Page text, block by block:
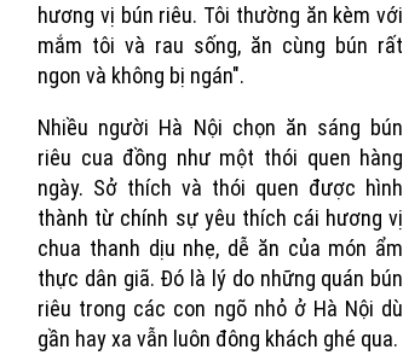
hương vị bún riêu. Tôi thường ăn kèm với
mắm tôi và rau sống, ăn cùng bún rất
ngon và không bị ngán".
Nhiều người Hà Nội chọn ăn sáng bún
riêu cua đồng như một thói quen hàng
ngày. Sở thích và thói quen được hình
thành từ chính sự yêu thích cái hương vị
chua thanh dịu nhẹ, dễ ăn của món ẩm
thực dân giã. Đó là lý do những quán bún
riêu trong các con ngõ nhỏ ở Hà Nội dù
gần hay xa vẫn luôn đông khách ghé qua.